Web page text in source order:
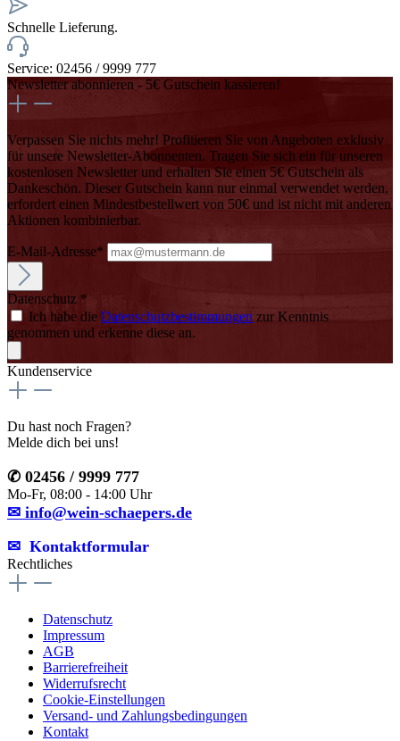
Schnelle Lieferung.
Service: 02456 / 9999 777
Newsletter abonnieren - 5€ Gutschein kassieren!
Verpassen Sie nichts mehr! Profitieren Sie von Angeboten exklusiv
für unsere Newsletter-Abonnenten. Tragen Sie sich ein für unseren
kostenlosen Newsletter und erhalten Sie einen 5€ Gutschein als
Dankeschön. Dieser Gutschein kann nur einmal verwendet werden,
erfordert einen Mindestbestellwert von 50€ und ist nicht mit anderen
Aktionen kombinierbar.
E-Mail-Adresse*
Datenschutz *
Ich habe die Datenschutzbestimmungen zur Kenntnis
genommen und erkenne diese an.
Kundenservice
Du hast noch Fragen?
Melde dich bei uns!
✆ 02456 / 9999 777
Mo-Fr, 08:00 - 14:00 Uhr
✉ info@wein-schaepers.de
✉︎ Kontaktformular
Rechtliches
Datenschutz
Impressum
AGB
Barrierefreiheit
Widerrufsrecht
Cookie-Einstellungen
Versand- und Zahlungsbedingungen
Kontakt